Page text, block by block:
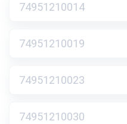
74951210014
74951210019
74951210023
74951210030